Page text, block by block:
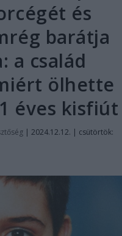
és
barátja
a család
ölhette
éves kisfiút
| 2024.12.12. | csütörtök: